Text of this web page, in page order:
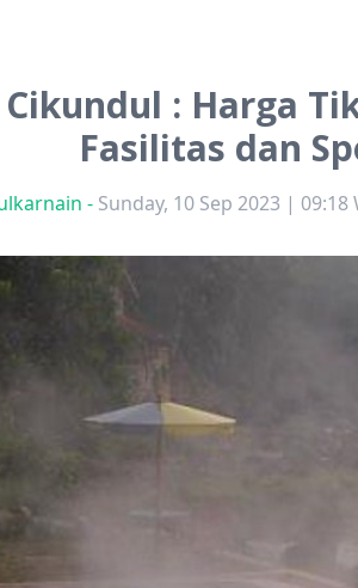
: Harga
Fasilitas dan
- Sunday, 10 Sep 2023 | 09:18